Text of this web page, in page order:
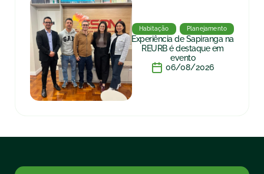
Habitação Planejamento
Experiência de Sapiranga na
REURB é destaque em
evento
06/08/2026